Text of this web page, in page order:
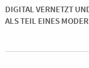
DIGITAL VERNETZT
ALS TEIL EINES